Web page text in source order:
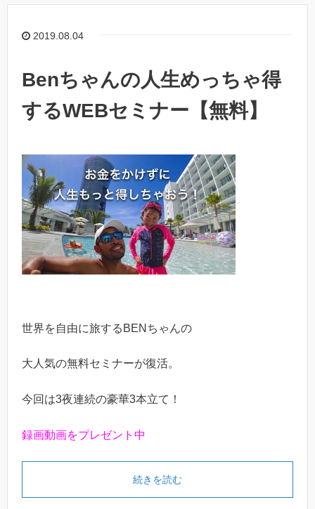
2019.08.04
Benちゃんの人生めっちゃ得
するWEBセミナー【無料】
世界を自由に旅するBENちゃんの
大人気の無料セミナーが復活。
今回は3夜連続の豪華3本立て！
録画動画をプレゼント中
続きを読む